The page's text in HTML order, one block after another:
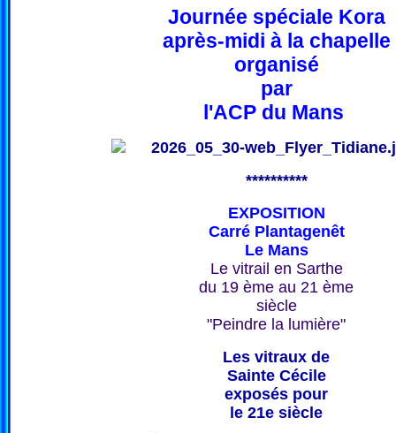
Journée spéciale Kora
après-midi à la chapelle
organisé
par
l'ACP du Mans
**********
EXPOSITION
Carré Plantagenêt
Le Mans
Le vitrail en Sarthe
du 19 ème au 21 ème
siècle
"Peindre la lumière"
Les vitraux de
Sainte Cécile
exposés pour
le 21e siècle